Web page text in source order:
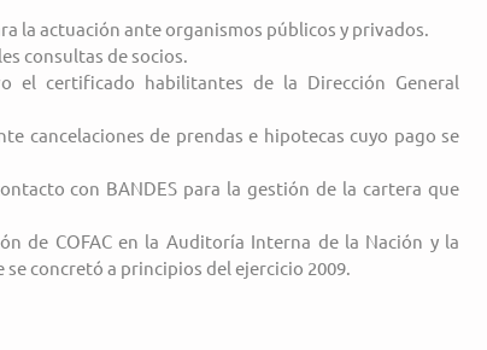
la actuación ante organismos públicos y privados.
consultas de socios.
certificado habilitantes de la Dirección General
cancelaciones de prendas e hipotecas cuyo pago se
con BANDES para la gestión de la cartera que
de COFAC en la Auditoría Interna de la Nación y la
concretó a principios del ejercicio 2009.